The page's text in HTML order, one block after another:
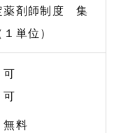
薬剤師制度 集
単位）
料